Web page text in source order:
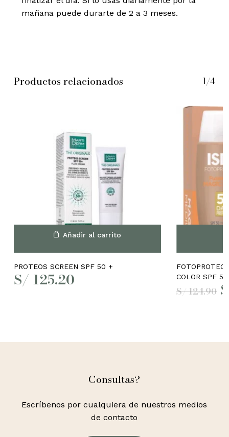
No hay productos en el
carrito.
Go to shop
mañana puede durarte de 2 a 3 meses.
Productos relacionados 1/4
Añadir al carrito
PROTEOS SCREEN SPF 50 +
S/ 125.20
COLOR SPF
S/124.90
Consultas?
Escríbenos por cualquiera de nuestros medios
de contacto